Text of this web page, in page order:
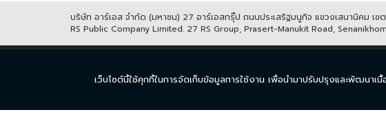
บริษัท อาร์เอส จำกัด (มหาชน) 27 อาร์เอสกรุ๊ป ถนนประเสริฐมนูกิจ แขวงเสนานิคม เ
RS Public Company Limited. 27 RS Group, Prasert-Manukit Road,
เว็บไซต์นี้ใช้คุกกี้ในการจัดเก็บข้อมูลการใช้งาน เพื่อนำมาปรับปรุงและพัฒนาเ